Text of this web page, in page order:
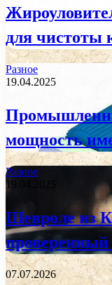
для чистоты
Разное
19.04.2025
мощность
Разное
19.04.2025
Шевроле из
проверенный
07.07.2026